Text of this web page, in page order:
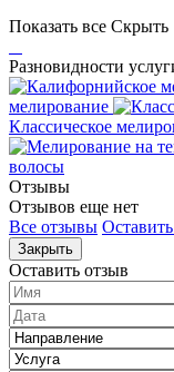
Показать все Скрыть
Разновидности
мелирование
Классическое
волосы
Отзывы
Отзывов еще нет
Все отзывы
Закрыть
Оставить отзыв